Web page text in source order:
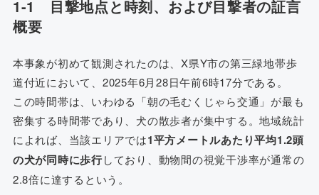
1-1 目撃地点と時刻、および目撃者の証言
概要
本事象が初めて観測されたのは、X県Y市の第三緑地帯歩
道付近において、2025年6月28日午前6時17分である。
この時間帯は、いわゆる「朝の毛むくじゃら交通」が最も
密集する時間帯であり、犬の散歩者が集中する。地域統計
によれば、当該エリアでは1平方メートルあたり平均1.2頭
の犬が同時に歩行しており、動物間の視覚干渉率が通常の
2.8倍に達するという。